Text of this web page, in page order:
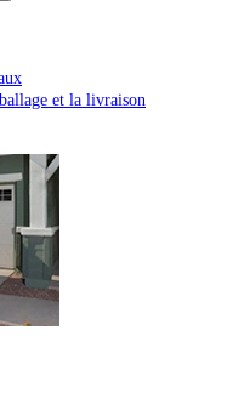
et la livraison